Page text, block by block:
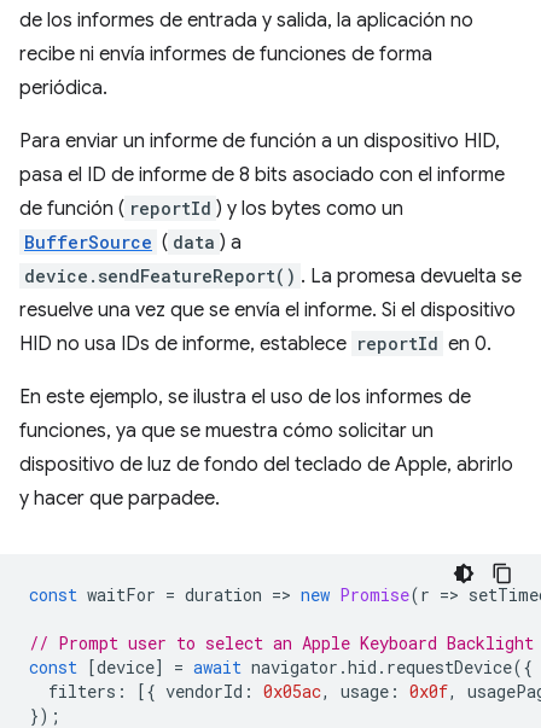
de los informes de entrada y salida, la aplicación no
recibe ni envía informes de funciones de forma
periódica.
Para enviar un informe de función a un dispositivo HID,
pasa el ID de informe de 8 bits asociado con el informe
de función ( reportId ) y los bytes como un
BufferSource ( data ) a
device.sendFeatureReport() . La promesa devuelta se
resuelve una vez que se envía el informe. Si el dispositivo
HID no usa IDs de informe, establece reportId en 0.
En este ejemplo, se ilustra el uso de los informes de
funciones, ya que se muestra cómo solicitar un
dispositivo de luz de fondo del teclado de Apple, abrirlo
y hacer que parpadee.
const waitFor = duration => new Promise(r =>
// Prompt user to select an Apple Keyboard
const [device] = await navigator .hid . requestDevice({
filters : [{ vendorId : 0x05ac, usage : 0x0f,
});